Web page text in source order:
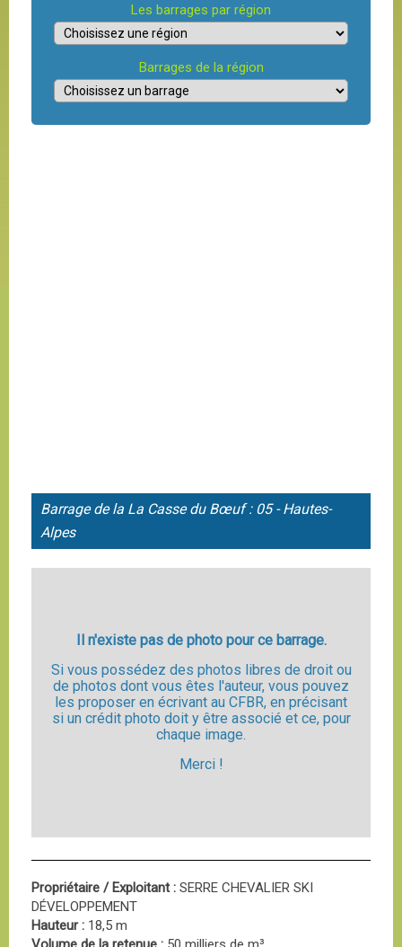
Les barrages par région
Barrages de la région
Barrage de la La Casse du Bœuf : 05 - Hautes-
Alpes
Il n'existe pas de photo pour ce barrage.
Si vous possédez des photos libres de droit ou
de photos dont vous êtes l'auteur, vous pouvez
les proposer en écrivant au CFBR, en précisant
si un crédit photo doit y être associé et ce, pour
chaque image.
Merci !
Propriétaire / Exploitant : SERRE CHEVALIER SKI
DÉVELOPPEMENT
Hauteur : 18,5 m